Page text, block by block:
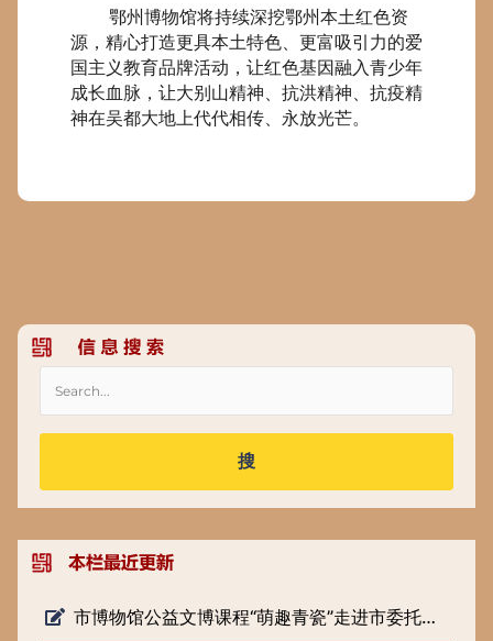
鄂州博物馆将持续深挖鄂州本土红色资
源，精心打造更具本土特色、更富吸引力的爱
国主义教育品牌活动，让红色基因融入青少年
成长血脉，让大别山精神、抗洪精神、抗疫精
神在吴都大地上代代相传、永放光芒。
搜
市博物馆公益文博课程“萌趣青瓷”走进市委托管课堂